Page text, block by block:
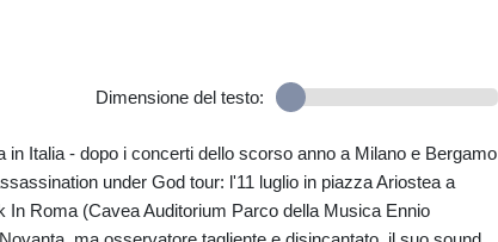
Dimensione del testo:
Italia - dopo i concerti dello scorso anno a Milano e Bergamo
under God tour: l'11 luglio in piazza Ariostea a
In Roma (Cavea Auditorium Parco della Musica Ennio